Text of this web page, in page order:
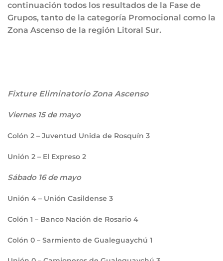
continuación todos los resultados de la Fase de
Grupos, tanto de la categoría Promocional como la
Zona Ascenso de la región Litoral Sur.
Fixture Eliminatorio Zona Ascenso
Viernes 15 de mayo
Colón 2 – Juventud Unida de Rosquín 3
Unión 2 – El Expreso 2
Sábado 16 de mayo
Unión 4 – Unión Casildense 3
Colón 1 – Banco Nación de Rosario 4
Colón 0 – Sarmiento de Gualeguaychú 1